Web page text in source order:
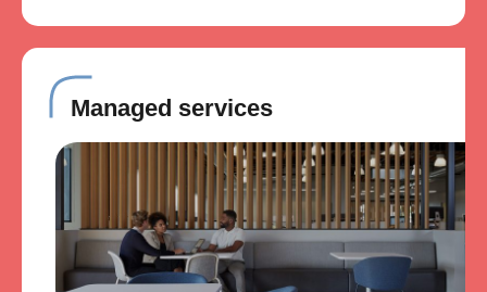
Managed services